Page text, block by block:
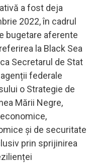
a fost deja
2022, în cadrul
bugetare aferente
la Black Sea
Secretarul de Stat
federale
o Strategie de
Mării Negre,
și de securitate
prin sprijinirea